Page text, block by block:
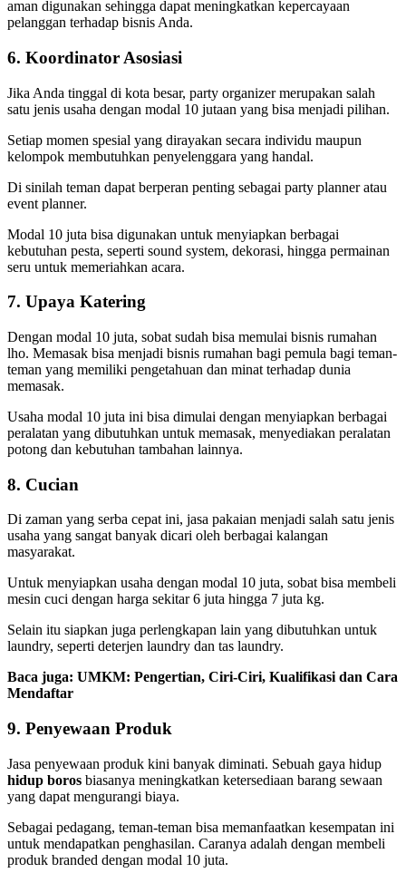
aman digunakan sehingga dapat meningkatkan kepercayaan
pelanggan terhadap bisnis Anda.
6. Koordinator Asosiasi
Jika Anda tinggal di kota besar, party organizer merupakan salah
satu jenis usaha dengan modal 10 jutaan yang bisa menjadi pilihan.
Setiap momen spesial yang dirayakan secara individu maupun
kelompok membutuhkan penyelenggara yang handal.
Di sinilah teman dapat berperan penting sebagai party planner atau
event planner.
Modal 10 juta bisa digunakan untuk menyiapkan berbagai
kebutuhan pesta, seperti sound system, dekorasi, hingga permainan
seru untuk memeriahkan acara.
7. Upaya Katering
Dengan modal 10 juta, sobat sudah bisa memulai bisnis rumahan
lho. Memasak bisa menjadi bisnis rumahan bagi pemula bagi teman-
teman yang memiliki pengetahuan dan minat terhadap dunia
memasak.
Usaha modal 10 juta ini bisa dimulai dengan menyiapkan berbagai
peralatan yang dibutuhkan untuk memasak, menyediakan peralatan
potong dan kebutuhan tambahan lainnya.
8. Cucian
Di zaman yang serba cepat ini, jasa pakaian menjadi salah satu jenis
usaha yang sangat banyak dicari oleh berbagai kalangan
masyarakat.
Untuk menyiapkan usaha dengan modal 10 juta, sobat bisa membeli
mesin cuci dengan harga sekitar 6 juta hingga 7 juta kg.
Selain itu siapkan juga perlengkapan lain yang dibutuhkan untuk
laundry, seperti deterjen laundry dan tas laundry.
Baca juga: UMKM: Pengertian, Ciri-Ciri, Kualifikasi dan Cara
Mendaftar
9. Penyewaan Produk
Jasa penyewaan produk kini banyak diminati. Sebuah gaya hidup
hidup boros biasanya meningkatkan ketersediaan barang sewaan
yang dapat mengurangi biaya.
Sebagai pedagang, teman-teman bisa memanfaatkan kesempatan ini
untuk mendapatkan penghasilan. Caranya adalah dengan membeli
produk branded dengan modal 10 juta.